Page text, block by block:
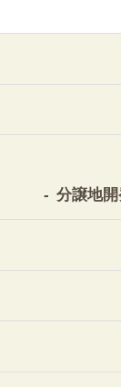
分譲地